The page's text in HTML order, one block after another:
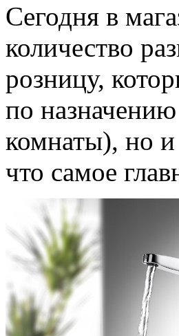
Сегодня в
количество
розницу,
по
комнаты), но
что самое